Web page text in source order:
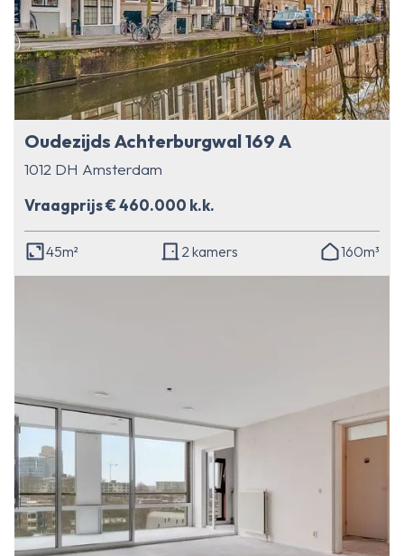
Oudezijds Achterburgwal 169 A
1012 DH Amsterdam
Vraagprijs € 460.000 k.k.
45m² 2 kamers 160m³